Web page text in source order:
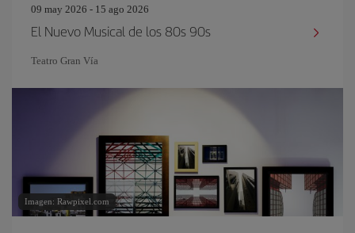
09 may 2026 - 15 ago 2026
El Nuevo Musical de los 80s 90s
Teatro Gran Vía
Imagen: Rawpixel.com